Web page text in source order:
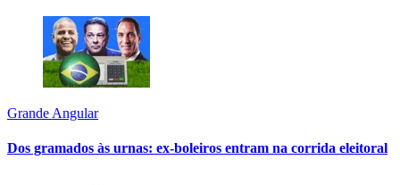
Grande Angular
Dos gramados às urnas: ex-boleiros entram na corrida eleitoral